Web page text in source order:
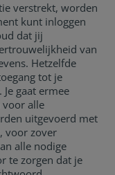
verstrekt, worden
kunt inloggen
dat jij
van
Hetzelfde
tot je
gaat ermee
alle
uitgevoerd met
voor zover
alle nodige
te zorgen dat je